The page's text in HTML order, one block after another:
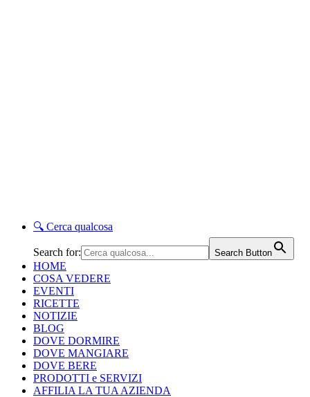
🔍 Cerca qualcosa
Search for: Search Button
HOME
COSA VEDERE
EVENTI
RICETTE
NOTIZIE
BLOG
DOVE DORMIRE
DOVE MANGIARE
DOVE BERE
PRODOTTI e SERVIZI
AFFILIA LA TUA AZIENDA